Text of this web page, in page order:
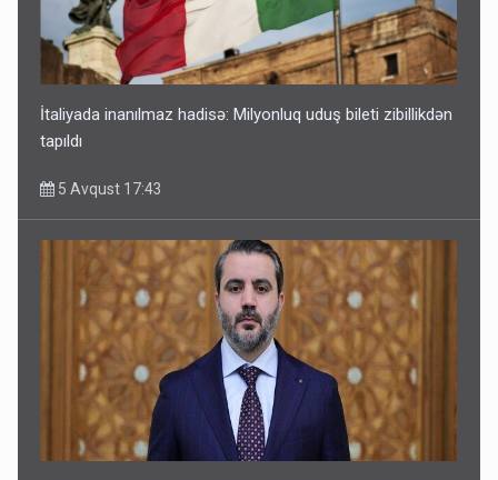
İtaliyada inanılmaz hadisə: Milyonluq uduş bileti zibillikdən
tapıldı
5 Avqust 17:43